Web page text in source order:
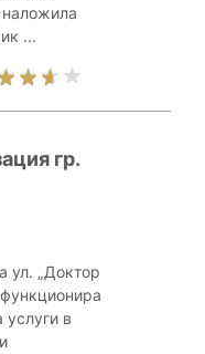
...
гр.
ул. „Доктор
в